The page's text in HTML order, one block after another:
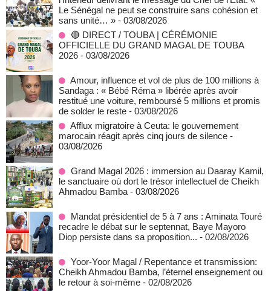
Le Sénégal ne peut se construire sans cohésion et
sans unité… » - 03/08/2026
🔴 DIRECT / TOUBA | CÉRÉMONIE
OFFICIELLE DU GRAND MAGAL DE TOUBA
2026 - 03/08/2026
Amour, influence et vol de plus de 100 millions à
Sandaga : « Bébé Réma » libérée après avoir
restitué une voiture, remboursé 5 millions et promis
de solder le reste - 03/08/2026
Afflux migratoire à Ceuta: le gouvernement
marocain réagit après cinq jours de silence -
03/08/2026
Grand Magal 2026 : immersion au Daaray Kamil,
le sanctuaire où dort le trésor intellectuel de Cheikh
Ahmadou Bamba - 03/08/2026
Mandat présidentiel de 5 à 7 ans : Aminata Touré
recadre le débat sur le septennat, Baye Mayoro
Diop persiste dans sa proposition... - 02/08/2026
Yoor-Yoor Magal / Repentance et transmission:
Cheikh Ahmadou Bamba, l’éternel enseignement ou
le retour à soi-même - 02/08/2026